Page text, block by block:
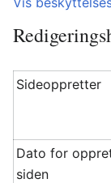
Sideoppretter
Dato for
siden